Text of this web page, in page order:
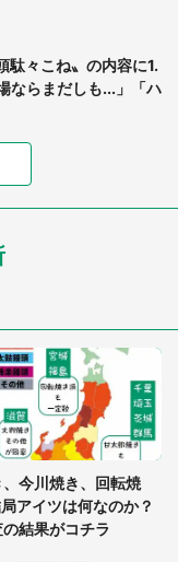
駄々こね〟の内容に1.
らまだしも...」「ハ
写される 「これもう
て3日間...ビビり続
」住人の呟きに30万
あなたはわかる？
パニック。隣席の青
したら...」 体験談に
今川焼き、回転焼
アイツは何なのか？
結果がコチラ